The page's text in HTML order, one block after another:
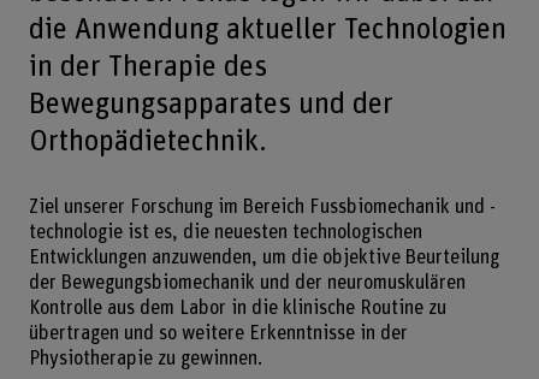
die Anwendung aktueller Technologien
in der Therapie des
Bewegungsapparates und der
Orthopädietechnik.
Ziel unserer Forschung im Bereich Fussbiomechanik und -
technologie ist es, die neuesten technologischen
Entwicklungen anzuwenden, um die objektive Beurteilung
der Bewegungsbiomechanik und der neuromuskulären
Kontrolle aus dem Labor in die klinische Routine zu
übertragen und so weitere Erkenntnisse in der
Physiotherapie zu gewinnen.